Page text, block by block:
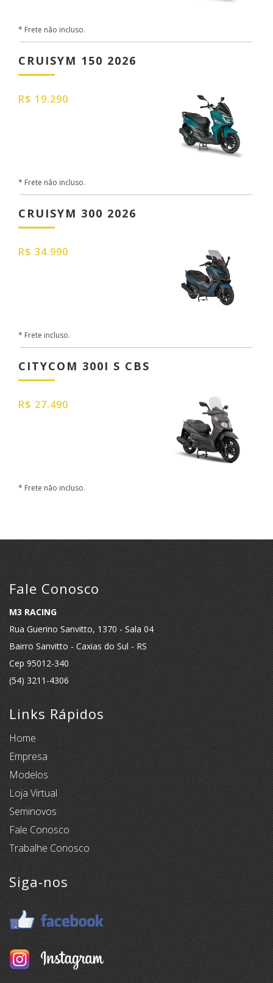
* Frete não incluso.
CRUISYM 150 2026
R$ 19.290
* Frete não incluso.
CRUISYM 300 2026
R$ 34.990
* Frete incluso.
CITYCOM 300I S CBS
R$ 27.490
* Frete não incluso.
Fale Conosco
M3 RACING
Rua Guerino Sanvitto, 1370 - Sala 04
Bairro Sanvitto - Caxias do Sul - RS
Cep 95012-340
(54) 3211-4306
Links Rápidos
Home
Empresa
Modelos
Loja Virtual
Seminovos
Fale Conosco
Trabalhe Conosco
Siga-nos